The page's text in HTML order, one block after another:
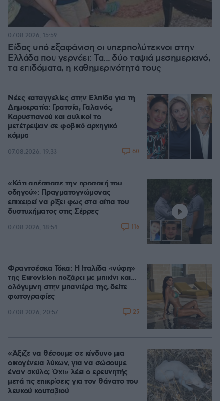
Είδος υπό εξαφάνιση οι υπερπολύτεκνοι στην
Ελλάδα που γερνάει: Τα... δύο ταψιά μεσημεριανό,
τα επιδόματα, η καθημερινότητά τους
07.08.2026, 15:59
Νέες καταγγελίες στην Ελπίδα για τη
Δημοκρατία: Γρατσία, Γαλανός,
Καρυστιανού και αυλικοί το
μετέτρεψαν σε φοβικό αρχηγικό
κόμμα
07.08.2026, 19:33 60
«Κάτι απέσπασε την προσοχή του
οδηγού»: Πραγματογνώμονας
επιχειρεί να ρίξει φως στα αίτια του
δυστυχήματος στις Σέρρες
07.08.2026, 18:54 116
Φραντσέσκα Τόκα: Η Ιταλίδα «νύφη»
της Eurovision ποζάρει με μπικίνι και...
ολόγυμνη στην μπανιέρα της, δείτε
φωτογραφίες
07.08.2026, 20:57 25
«Άξιζε να θέσουμε σε κίνδυνο μια
οικογένεια λύκων, για να σώσουμε
έναν σκύλο; Όχι» λέει ο ερευνητής
μετά τις επικρίσεις για τον θάνατο του
λευκού κουταβιού